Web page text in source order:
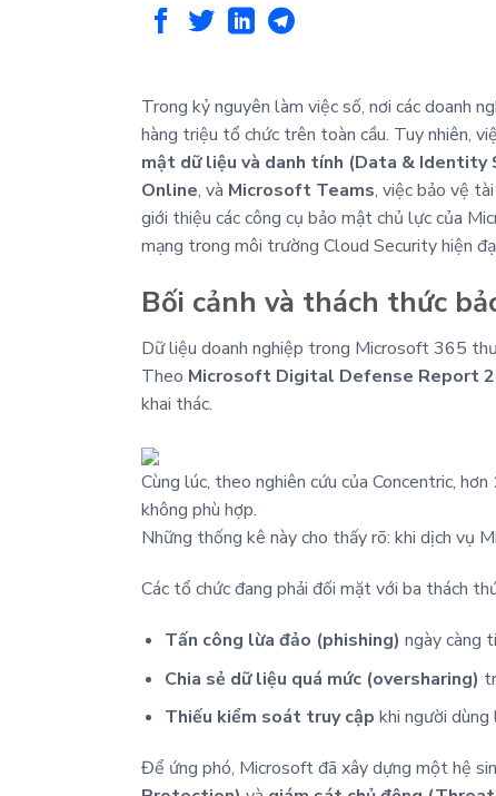
Trong kỷ nguyên làm việc số, nơi các doanh
hàng triệu tổ chức trên toàn cầu. Tuy nhiên,
mật dữ liệu và danh tính (Data & Identity
Online, và Microsoft Teams, việc bảo vệ
giới thiệu các công cụ bảo mật chủ lực của
mạng trong môi trường Cloud Security hiện
Bối cảnh và thách thức
Dữ liệu doanh nghiệp trong Microsoft 365
Theo Microsoft Digital Defense Report
khai thác.
Cùng lúc, theo nghiên cứu của Concentric, hơn
không phù hợp.
Những thống kê này cho thấy rõ: khi dịch vụ
Các tổ chức đang phải đối mặt với ba thách
Tấn công lừa đảo (phishing) ngày càng
Chia sẻ dữ liệu quá mức (oversharing)
Thiếu kiểm soát truy cập khi người
Để ứng phó, Microsoft đã xây dựng một hệ